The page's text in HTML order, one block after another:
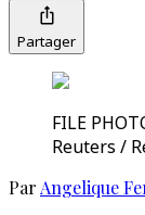
Partager
FILE
Reuters /
Par Angelique